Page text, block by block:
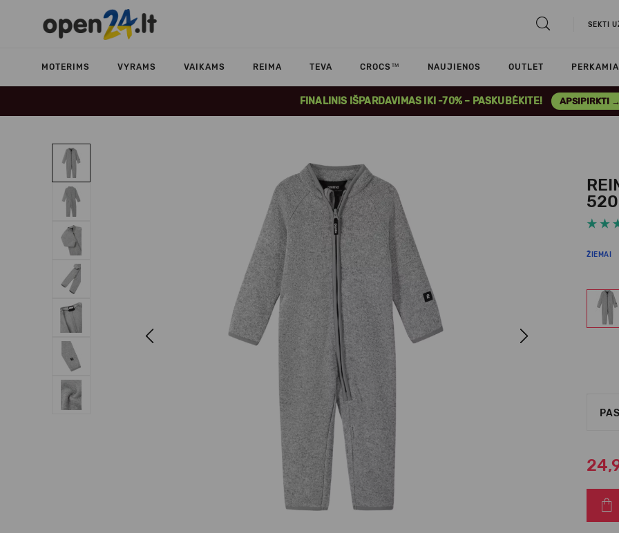
SEKTI
MOTERIMS VYRAMS VAIKAMS REIMA TEVA CROCS™ NAUJIENOS OUTLET
FINALINIS IŠPARDAVIMAS IKI -70% – PASKUBĖKITE! APSIPIRKTI →
Next
ŽIEMAI